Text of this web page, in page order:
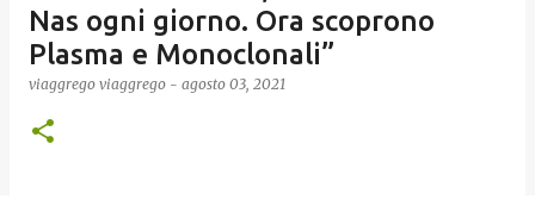
Nas ogni giorno. Ora scoprono
Plasma e Monoclonali”
viaggrego viaggrego - agosto 03, 2021